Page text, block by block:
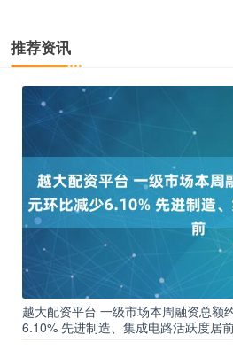
推荐资讯
越大配资平台 一级市场本周融资总额
6.10% 先进制造、集成电路活跃度居